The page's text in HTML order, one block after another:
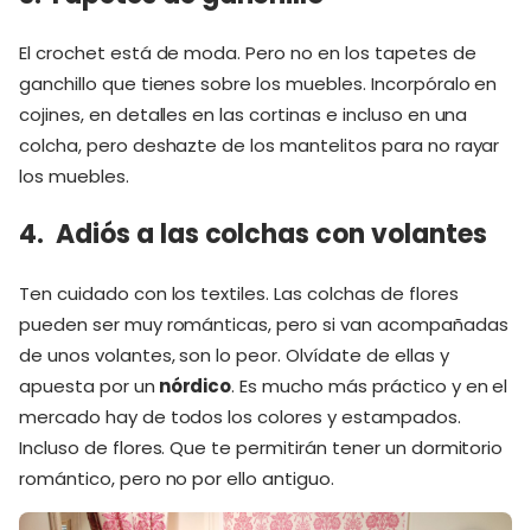
El crochet está de moda. Pero no en los tapetes de
ganchillo que tienes sobre los muebles. Incorpóralo en
cojines, en detalles en las cortinas e incluso en una
colcha, pero deshazte de los mantelitos para no rayar
los muebles.
4. Adiós a las colchas con volantes
Ten cuidado con los textiles. Las colchas de flores
pueden ser muy románticas, pero si van acompañadas
de unos volantes, son lo peor. Olvídate de ellas y
apuesta por un nórdico. Es mucho más práctico y en el
mercado hay de todos los colores y estampados.
Incluso de flores. Que te permitirán tener un dormitorio
romántico, pero no por ello antiguo.